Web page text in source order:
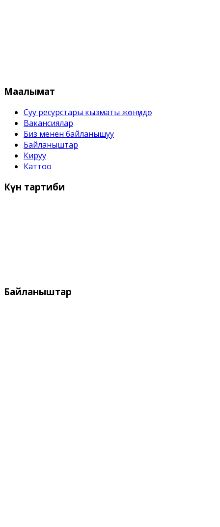
Маалымат
Суу ресурстары кызматы жѳнүндѳ
Вакансиялар
Биз менен байланышуу
Байланыштар
Кируу
Каттоо
Күн тартиби
Байланыштар